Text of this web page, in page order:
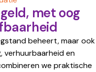
met oog
beheert, maar ook
verhuurbaarheid en
we praktische